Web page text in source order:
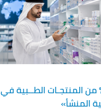
%17.26 من المنتجـات الطــبية
المنشأ»